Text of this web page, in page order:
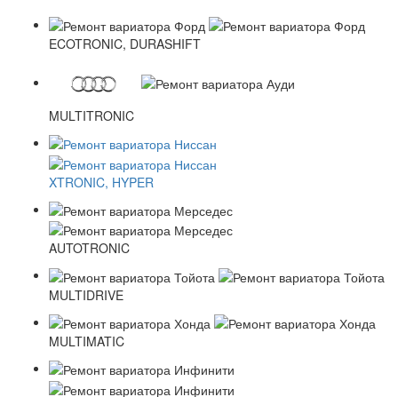
ECOTRONIC, DURASHIFT
MULTITRONIC
XTRONIC, HYPER
AUTOTRONIC
MULTIDRIVE
MULTIMATIC